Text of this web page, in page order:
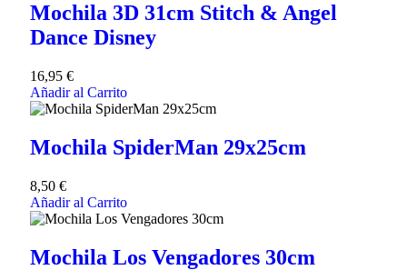
Mochila 3D 31cm Stitch & Angel
Dance Disney
16,95 €
Añadir al Carrito
Mochila SpiderMan 29x25cm
8,50 €
Añadir al Carrito
Mochila Los Vengadores 30cm